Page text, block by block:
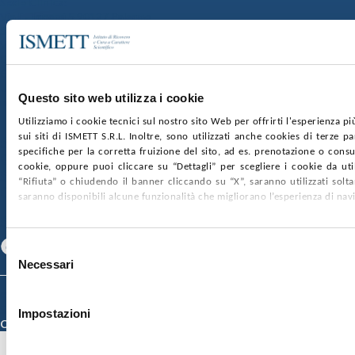
Questo sito web utilizza i cookie
Utilizziamo i cookie tecnici sul nostro sito Web per offrirti l'esperienza
sui siti di ISMETT S.R.L. Inoltre, sono utilizzati anche cookies di terze
specifiche per la corretta fruizione del sito, ad es. prenotazione o
cookie, oppure puoi cliccare su “Dettagli” per scegliere i cookie da
“Rifiuta” o chiudendo il banner cliccando su “X”, saranno utilizzati
saranno disponibili alcune funzionalità che migliorano l’esperienza di
Selezione
delNecessari
Impostazioni
Via Discesa dei Giudici 4 90133 Palermo
nr. REA PA-201818 P.I. 04544550827
SOCIETÀ TRASPARENTE WHISTLEBLOWING
GARE E CONTRATTIPRIVACYCOOKIE POLICY
SOSTIENICIMAPPA DEL SITOACCESSIBILITÀ
CONTATTI
Specializzazione)
Credits